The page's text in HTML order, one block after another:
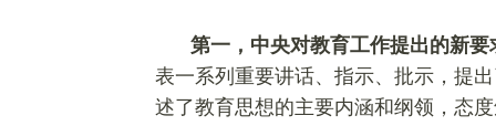
第一，中央对教育工作提出的新要
表一系列重要讲话、指示、批示，提
述了教育思想的主要内涵和纲领，态